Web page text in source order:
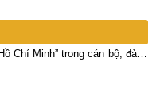
cán bộ, đảng